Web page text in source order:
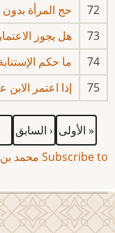
72
حج المرأة
73
هل يجوز
74
ما حكم
75
إذا اعتمر
Pagination
First
page
« الأولى
Previous
page
‹ السابق
Subscribe to محمد بن صالح بن عثيمين